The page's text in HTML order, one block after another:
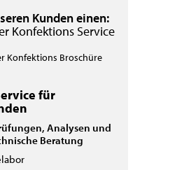
Kunden einen:
Konfektions Service
Konfektions Broschüre
für
Analysen und
Beratung